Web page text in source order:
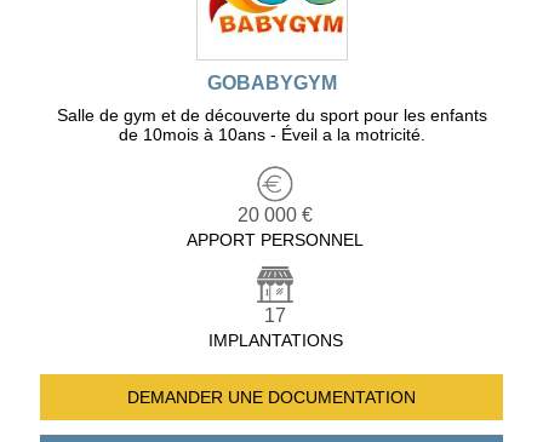
GOBABYGYM
Salle de gym et de découverte du sport pour les enfants
de 10mois à 10ans - Éveil a la motricité.
20 000 €
APPORT PERSONNEL
17
IMPLANTATIONS
DEMANDER UNE DOCUMENTATION